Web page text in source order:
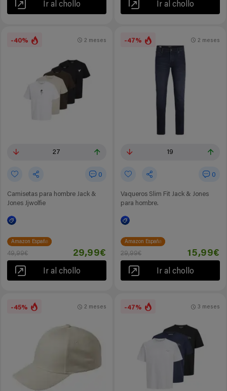
Ir al chollo Ir al chollo
-40%
27
0
Camisetas para hombre Jack &
Jones Jjwolfie
2 meses
Amazon España
49,99€ 29,99€
Ir al chollo
-47%
19
0
Vaqueros Slim Fit Jack & Jones
para hombre.
2 meses
Amazon España
29,99€ 15,99€
Ir al chollo
-45% 2 meses -47% 3 meses